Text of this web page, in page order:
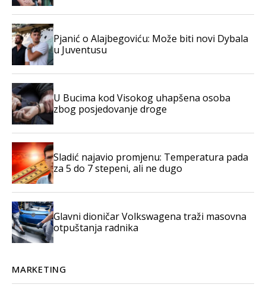
Pjanić o Alajbegoviću: Može biti novi Dybala
u Juventusu
U Bucima kod Visokog uhapšena osoba
zbog posjedovanje droge
Sladić najavio promjenu: Temperatura pada
za 5 do 7 stepeni, ali ne dugo
Glavni dioničar Volkswagena traži masovna
otpuštanja radnika
MARKETING